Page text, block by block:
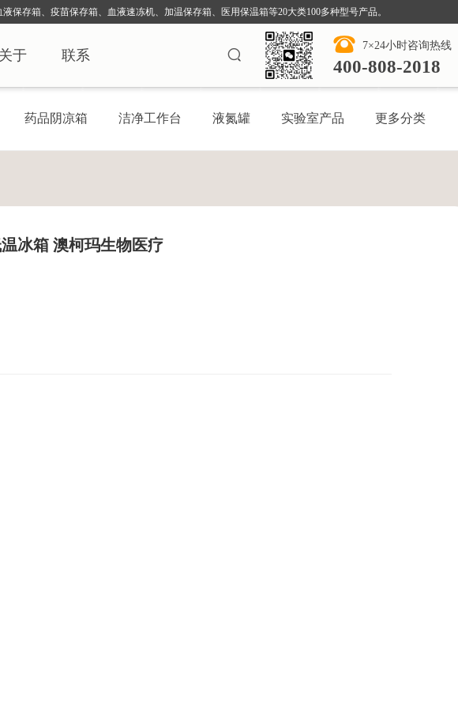
液保存箱、疫苗保存箱、血液速冻机、加温保存箱、医用保温箱等20大类100多种型号产品。
关于 联系
400-808-2018
7×24小时咨询热线
药品阴凉箱 洁净工作台 液氮罐 实验室产品 更多分类
冰箱 澳柯玛生物医疗